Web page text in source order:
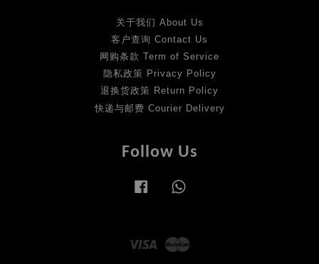
关于我们 About Us
客户查询 Contact Us
网购条款 Term of Service
隐私政策 Privacy Policy
退换货政策 Return Policy
快递与邮费 Courier Delivery
Follow Us
Facebook
Visa